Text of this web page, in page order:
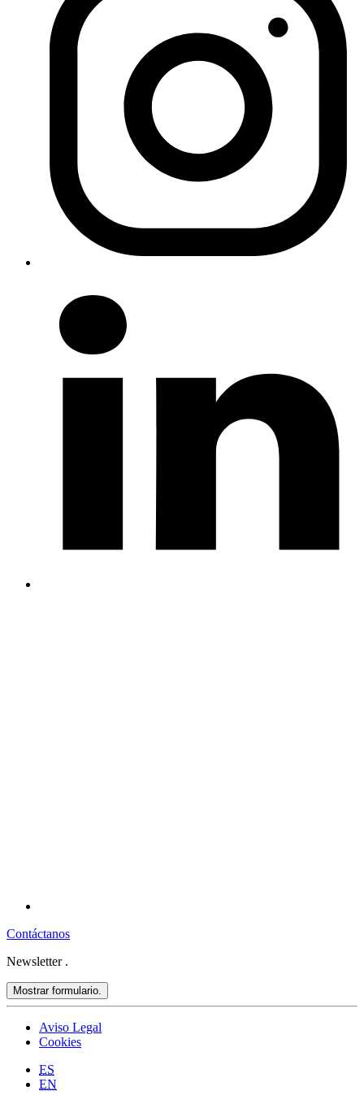
Contáctanos
Newsletter .
Mostrar formulario.
Aviso Legal
Cookies
ES
EN